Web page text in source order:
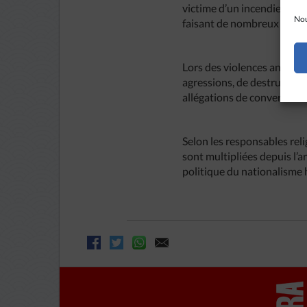
victime d’un incendie
faisant de nombreux
Lors des violences
agressions, de
allégations de conversion
Selon les responsables
sont multipliées depuis
politique du nationalisme